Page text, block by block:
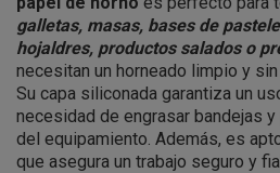
galletas, masas, bases de
hojaldres, productos salados o
necesitan un horneado limpio y
Su capa siliconada garantiza un
necesidad de engrasar bandejas
del equipamiento. Además, es
que asegura un trabajo seguro y